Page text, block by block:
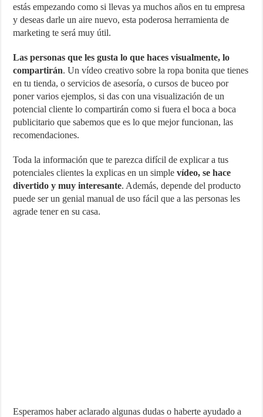
estás empezando como si llevas ya muchos años en tu empresa
y deseas darle un aire nuevo, esta poderosa herramienta de
marketing te será muy útil.
Las personas que les gusta lo que haces visualmente, lo
compartirán. Un vídeo creativo sobre la ropa bonita que tienes
en tu tienda, o servicios de asesoría, o cursos de buceo por
poner varios ejemplos, si das con una visualización de un
potencial cliente lo compartirán como si fuera el boca a boca
publicitario que sabemos que es lo que mejor funcionan, las
recomendaciones.
Toda la información que te parezca difícil de explicar a tus
potenciales clientes la explicas en un simplevídeo, se hace
divertido y muy interesante. Además, depende del producto
puede ser un genial manual de uso fácil que a las personas les
agrade tener en su casa.
Esperamos haber aclarado algunas dudas o haberte ayudado a